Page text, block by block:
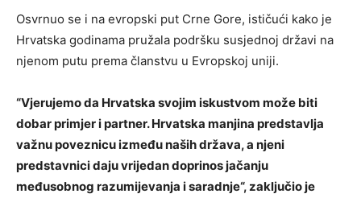
Osvrnuo se i na evropski put Crne Gore, ističući kako je
Hrvatska godinama pružala podršku susjednoj državi na
njenom putu prema članstvu u Evropskoj uniji.
“Vjerujemo da Hrvatska svojim iskustvom može biti
dobar primjer i partner. Hrvatska manjina predstavlja
važnu poveznicu između naših država, a njeni
predstavnici daju vrijedan doprinos jačanju
međusobnog razumijevanja i saradnje“, zaključio je